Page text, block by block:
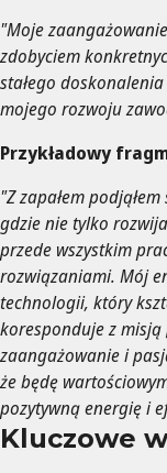
"Moje
zdobyciem
stałego
mojego rozwoju
Przykładowy
"Z zapałem
gdzie nie tylko
przede wszystkim
rozwiązaniami. Mój
technologii, który
koresponduje z misją
zaangażowanie i
że będę
pozytywną energię i
Kluczowe